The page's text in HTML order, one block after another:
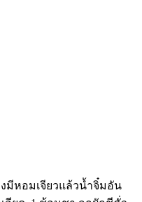
มีหอมเจียวแล้วน้ำจิ๋มอัน